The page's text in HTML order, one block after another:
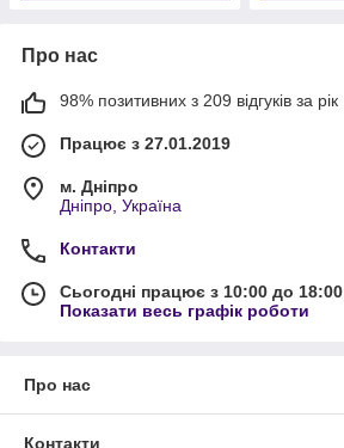
Про нас
98% позитивних з 209 відгуків за рік
Працює з 27.01.2019
м. Дніпро
Дніпро, Україна
Контакти
Сьогодні працює з 10:00 до 18:00
Показати весь графік роботи
Про нас
Контакти